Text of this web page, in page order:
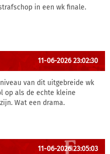
in een wk finale.
11-06-2026 23:02:30
van dit uitgebreide wk
op als de echte kleine
Wat een drama.
11-06-2026 23:05:03